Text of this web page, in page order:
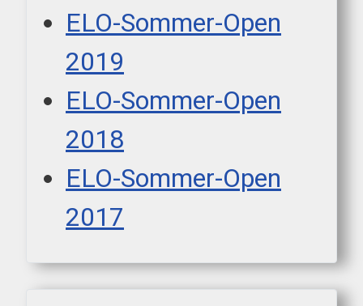
ELO-Sommer-Open
2019
ELO-Sommer-Open
2018
ELO-Sommer-Open
2017